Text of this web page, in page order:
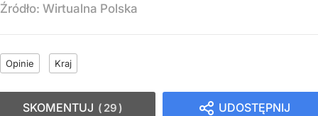
Źródło: Wirtualna Polska
Opinie Kraj
UDOSTĘPNIJ
SKOMENTUJ 29